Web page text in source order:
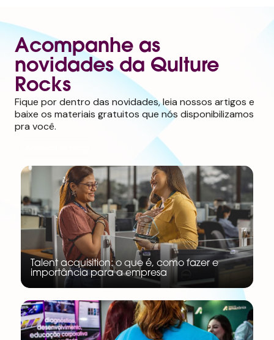
Acompanhe as
novidades da Qulture
Rocks
Fique por dentro das novidades, leia nossos artigos e
baixe os materiais gratuitos que nós disponibilizamos
pra você.
Talent acquisition: o que é, como fazer e
importância para a empresa